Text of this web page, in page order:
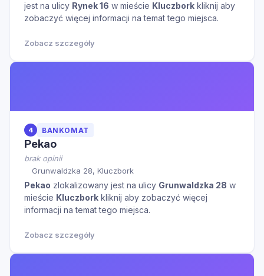
jest na ulicy Rynek 16 w mieście Kluczbork kliknij aby
zobaczyć więcej informacji na temat tego miejsca.
Zobacz szczegóły
4 BANKOMAT
Pekao
brak opinii
Grunwaldzka 28, Kluczbork
Pekao zlokalizowany jest na ulicy Grunwaldzka 28 w
mieście Kluczbork kliknij aby zobaczyć więcej
informacji na temat tego miejsca.
Zobacz szczegóły